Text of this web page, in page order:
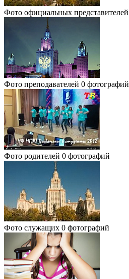
Фото официальных представителей
Фото преподавателей 0 фотографий
Фото родителей 0 фотографий
Фото служащих 0 фотографий